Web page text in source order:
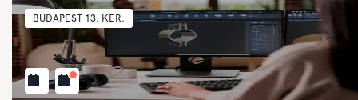
BUDAPEST 13. KER.